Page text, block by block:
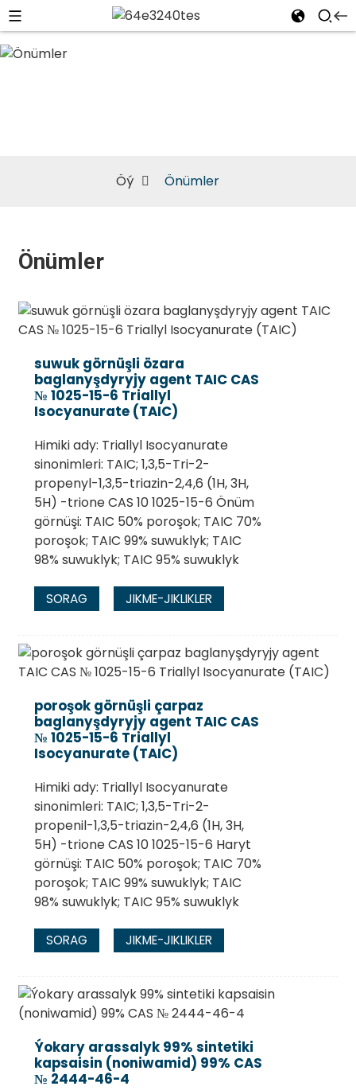
Öý Önümler
Önümler
suwuk görnüşli özara
baglanyşdyryjy agent TAIC CAS
№ 1025-15-6 Triallyl
Isocyanurate (TAIC)
Himiki ady: Triallyl Isocyanurate
sinonimleri: TAIC; 1,3,5-Tri-2-
propenyl-1,3,5-triazin-2,4,6 (1H, 3H,
5H) -trione CAS 10 1025-15-6 Önüm
görnüşi: TAIC 50% poroşok; TAIC 70%
poroşok; TAIC 99% suwuklyk; TAIC
98% suwuklyk; TAIC 95% suwuklyk
SORAG JIKME-JIKLIKLER
poroşok görnüşli çarpaz
baglanyşdyryjy agent TAIC CAS
№ 1025-15-6 Triallyl
Isocyanurate (TAIC)
Himiki ady: Triallyl Isocyanurate
sinonimleri: TAIC; 1,3,5-Tri-2-
propenil-1,3,5-triazin-2,4,6 (1H, 3H,
5H) -trione CAS 10 1025-15-6 Haryt
görnüşi: TAIC 50% poroşok; TAIC 70%
poroşok; TAIC 99% suwuklyk; TAIC
98% suwuklyk; TAIC 95% suwuklyk
SORAG JIKME-JIKLIKLER
Ýokary arassalyk 99% sintetiki
kapsaisin (noniwamid) 99% CAS
№ 2444-46-4